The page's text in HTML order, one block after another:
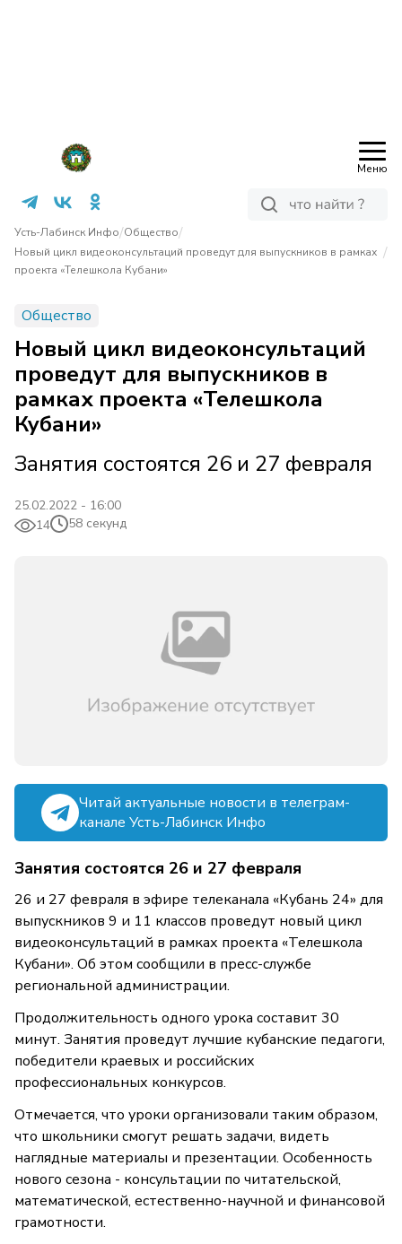
Меню
Усть-Лабинск Инфо/Общество/
Новый цикл видеоконсультаций проведут для выпускников в рамках
проекта «Телешкола Кубани»
/
Общество
Новый цикл видеоконсультаций
проведут для выпускников в
рамках проекта «Телешкола
Кубани»
Занятия состоятся 26 и 27 февраля
25.02.2022 - 16:00
14
58 секунд
Читай актуальные новости в телеграм-
канале Усть-Лабинск Инфо
Занятия состоятся 26 и 27 февраля
26 и 27 февраля в эфире телеканала «Кубань 24» для
выпускников 9 и 11 классов проведут новый цикл
видеоконсультаций в рамках проекта «Телешкола
Кубани». Об этом сообщили в пресс-службе
региональной администрации.
Продолжительность одного урока составит 30
минут. Занятия проведут лучшие кубанские педагоги,
победители краевых и российских
профессиональных конкурсов.
Отмечается, что уроки организовали таким образом,
что школьники смогут решать задачи, видеть
наглядные материалы и презентации. Особенность
нового сезона - консультации по читательской,
математической, естественно-научной и финансовой
грамотности.